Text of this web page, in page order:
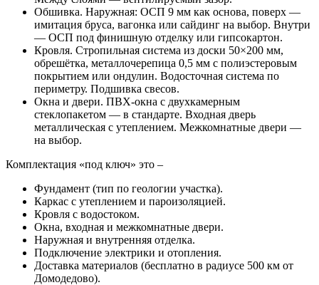
Обшивка. Наружная: ОСП 9 мм как основа, поверх —
имитация бруса, вагонка или сайдинг на выбор. Внутри
— ОСП под финишную отделку или гипсокартон.
Кровля. Стропильная система из доски 50×200 мм,
обрешётка, металлочерепица 0,5 мм с полиэстеровым
покрытием или ондулин. Водосточная система по
периметру. Подшивка свесов.
Окна и двери. ПВХ-окна с двухкамерным
стеклопакетом — в стандарте. Входная дверь
металлическая с утеплением. Межкомнатные двери —
на выбор.
Комплектация «под ключ» это –
Фундамент (тип по геологии участка).
Каркас с утеплением и пароизоляцией.
Кровля с водостоком.
Окна, входная и межкомнатные двери.
Наружная и внутренняя отделка.
Подключение электрики и отопления.
Доставка материалов (бесплатно в радиусе 500 км от
Домодедово).